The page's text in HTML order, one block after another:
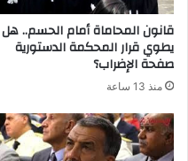
قانون المحاماة أمام الحسم.. هل
يطوي قرار المحكمة الدستورية
صفحة الإضراب؟
منذ 13 ساعة